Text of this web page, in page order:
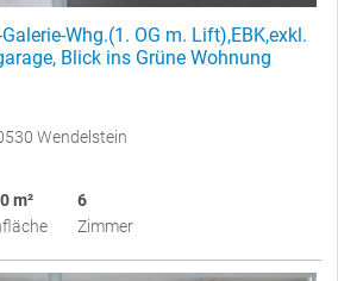
Whg.(1. OG m. Lift),EBK,exkl.
Blick ins Grüne Wohnung
Wendelstein
m²
6
Zimmer